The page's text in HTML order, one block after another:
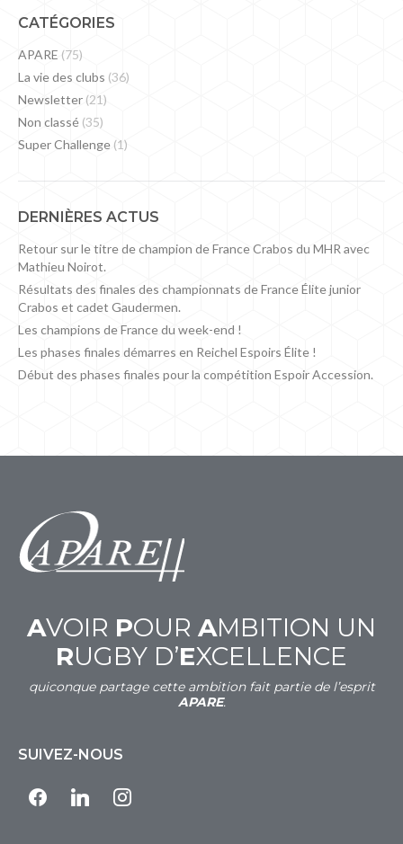
CATÉGORIES
APARE (75)
La vie des clubs (36)
Newsletter (21)
Non classé (35)
Super Challenge (1)
DERNIÈRES ACTUS
Retour sur le titre de champion de France Crabos du MHR avec
Mathieu Noirot.
Résultats des finales des championnats de France Élite junior
Crabos et cadet Gaudermen.
Les champions de France du week-end !
Les phases finales démarres en Reichel Espoirs Élite !
Début des phases finales pour la compétition Espoir Accession.
AVOIR POUR AMBITION UN
RUGBY D’EXCELLENCE
quiconque partage cette ambition fait partie de l’esprit
APARE.
SUIVEZ-NOUS
facebooklinkedin instagram